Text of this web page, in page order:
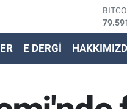
EURO
E DERGİ